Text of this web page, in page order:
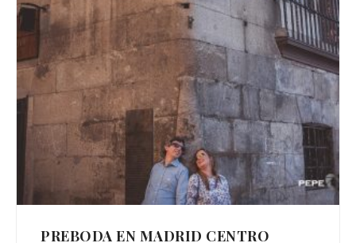
PREBODA EN MADRID CENTRO